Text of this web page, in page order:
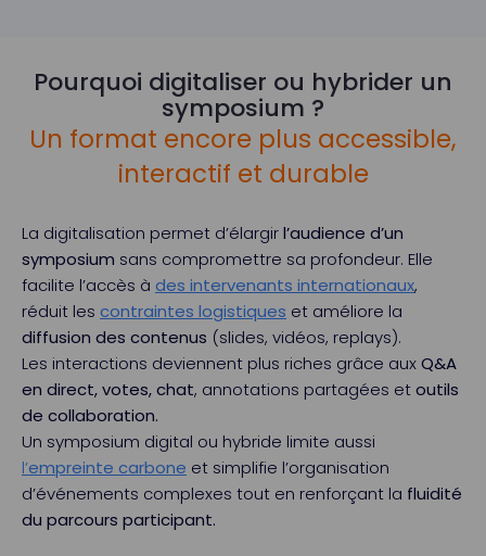
Pourquoi digitaliser ou hybrider un
symposium ?
Un format encore plus accessible,
interactif et durable
La digitalisation permet d’élargirl’audience d’un
symposium sans compromettre sa profondeur. Elle
facilite l’accès à des intervenants internationaux,
réduit les contraintes logistiques et améliore la
diffusion des contenus (slides, vidéos, replays).
Les interactions deviennent plus riches grâce auxQ&A
en direct, votes, chat, annotations partagées etoutils
de collaboration.
Un symposium digital ou hybride limite aussi
l’empreinte carbone et simplifie l’organisation
d’événements complexes tout en renforçant la fluidité
du parcours participant.